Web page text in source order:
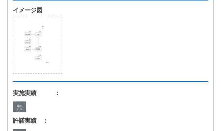
イメージ図
実施実績 ：
無
許諾実績 ：